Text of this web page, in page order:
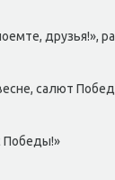
друзья!»,
салют
Победы!»